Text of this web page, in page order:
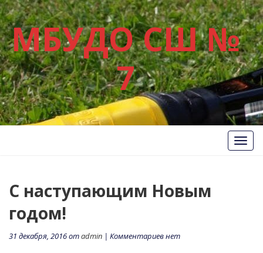
МБУДО СШ №
7
Вкл/
Выкл
С наступающим Новым
годом!
31 декабря, 2016 отadmin | Комментариев нет